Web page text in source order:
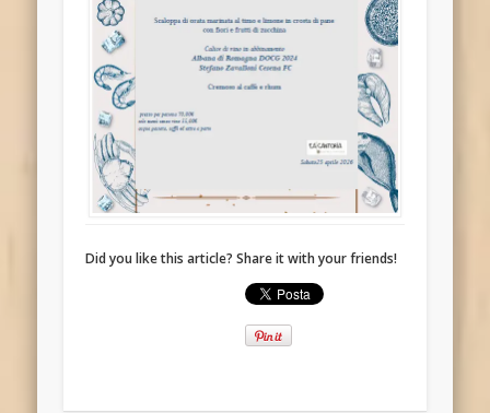
Did you like this article? Share it with your friends!